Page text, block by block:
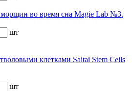
морщин во время сна Magie Lab №3.
шт
клетками Saitai Stem Cells
шт